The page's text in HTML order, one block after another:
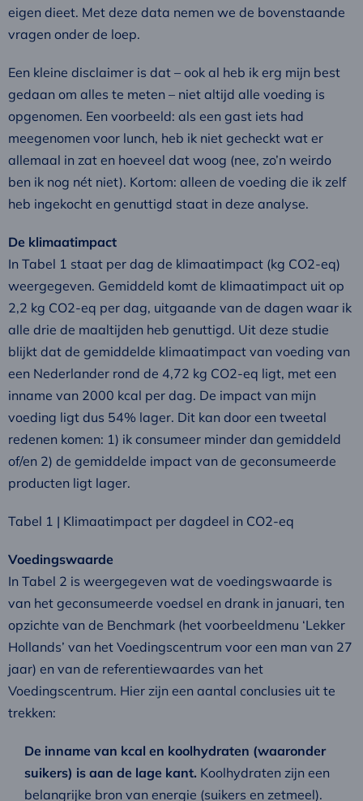
eigen dieet. Met deze data nemen we de bovenstaande
vragen onder de loep.
Een kleine disclaimer is dat – ook al heb ik erg mijn best
gedaan om alles te meten – niet altijd alle voeding is
opgenomen. Een voorbeeld: als een gast iets had
meegenomen voor lunch, heb ik niet gecheckt wat er
allemaal in zat en hoeveel dat woog (nee, zo’n weirdo
ben ik nog nét niet). Kortom: alleen de voeding die ik zelf
heb ingekocht en genuttigd staat in deze analyse.
De klimaatimpact
In Tabel 1 staat per dag de klimaatimpact (kg CO2-eq)
weergegeven. Gemiddeld komt de klimaatimpact uit op
2,2 kg CO2-eq per dag, uitgaande van de dagen waar ik
alle drie de maaltijden heb genuttigd. Uit deze studie
blijkt dat de gemiddelde klimaatimpact van voeding van
een Nederlander rond de 4,72 kg CO2-eq ligt, met een
inname van 2000 kcal per dag. De impact van mijn
voeding ligt dus 54% lager. Dit kan door een tweetal
redenen komen: 1) ik consumeer minder dan gemiddeld
of/en 2) de gemiddelde impact van de geconsumeerde
producten ligt lager.
Tabel 1 | Klimaatimpact per dagdeel in CO2-eq
Voedingswaarde
In Tabel 2 is weergegeven wat de voedingswaarde is
van het geconsumeerde voedsel en drank in januari, ten
opzichte van de Benchmark (het voorbeeldmenu ‘Lekker
Hollands’ van het Voedingscentrum voor een man van 27
jaar) en van de referentiewaardes van het
Voedingscentrum. Hier zijn een aantal conclusies uit te
trekken:
De inname van kcal en koolhydraten (waaronder
suikers) is aan de lage kant. Koolhydraten zijn een
belangrijke bron van energie (suikers en zetmeel).